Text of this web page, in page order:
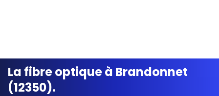
Streaming
La fibre optique à Brandonnet
(12350).